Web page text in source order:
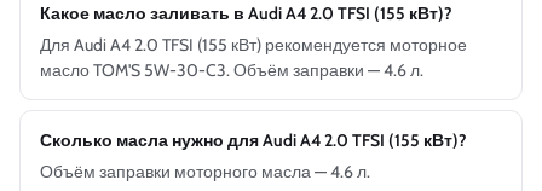
Какое масло заливать в Audi A4 2.0 TFSI (155 кВт)?
Для Audi A4 2.0 TFSI (155 кВт) рекомендуется моторное
масло TOM'S 5W-30-C3. Объём заправки — 4.6 л.
Сколько масла нужно для Audi A4 2.0 TFSI (155 кВт)?
Объём заправки моторного масла — 4.6 л.